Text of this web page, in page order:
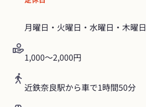
月曜日・火曜日・水曜日・木曜日
1,000〜2,000円
近鉄奈良駅から車で1時間50分